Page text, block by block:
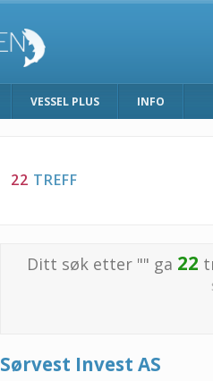
VESSEL PLUS INFO
22 TREFF
Ditt søk etter "" ga 22
Sørvest Invest AS